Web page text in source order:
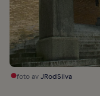
foto avJRodSilva